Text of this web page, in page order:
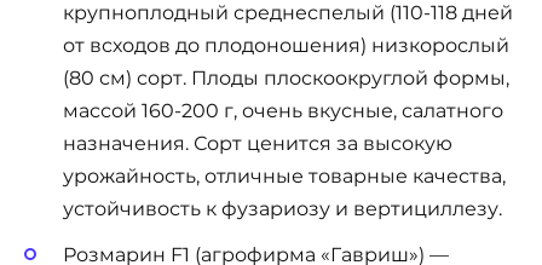
крупноплодный среднеспелый (110-118 дней
от всходов до плодоношения) низкорослый
(80 см) сорт. Плоды плоскоокруглой формы,
массой 160-200 г, очень вкусные, салатного
назначения. Сорт ценится за высокую
урожайность, отличные товарные качества,
устойчивость к фузариозу и вертициллезу.
Розмарин F1 (агрофирма «Гавриш») —